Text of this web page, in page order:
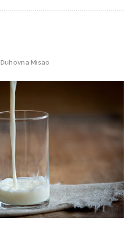
Duhovna Misao